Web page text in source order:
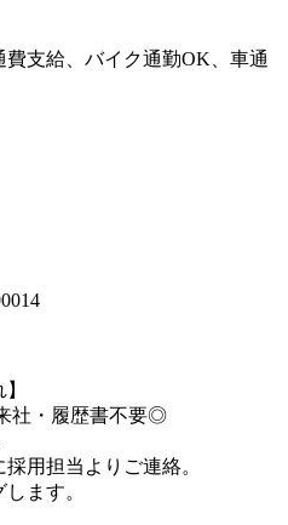
支給、バイク通勤OK、車通
社・履歴書不要◎
用担当よりご連絡。
ます。